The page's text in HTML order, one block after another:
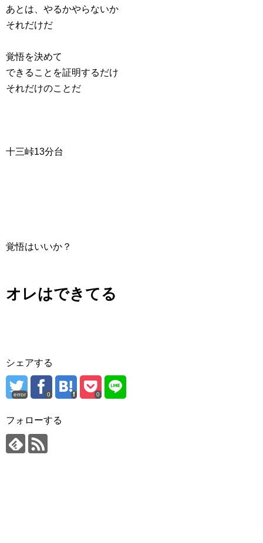
あとは、やるかやらないか
それだけだ
覚悟を決めて
できることを証明するだけ
それだけのことだ
十三峠13分台
覚悟はいいか？
オレはできてる
シェアする
error 0 0
フォローする